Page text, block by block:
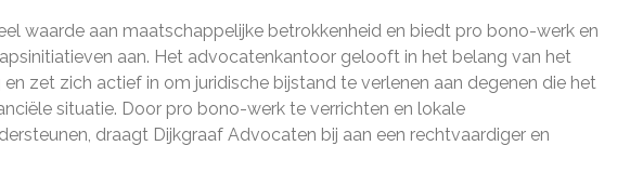
waarde aan maatschappelijke betrokkenheid en biedt pro bono-werk en
aan. Het advocatenkantoor gelooft in het belang van het
zet zich actief in om juridische bijstand te verlenen aan degenen die het
situatie. Door pro bono-werk te verrichten en lokale
draagt Dijkgraaf Advocaten bij aan een rechtvaardiger en